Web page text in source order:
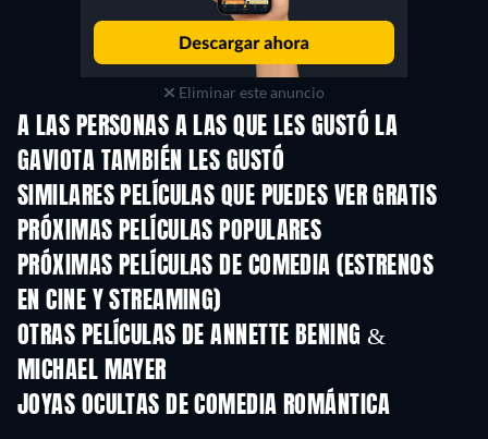
Eliminar este anuncio
A LAS PERSONAS A LAS QUE LES GUSTÓ LA
GAVIOTA TAMBIÉN LES GUSTÓ
SIMILARES PELÍCULAS QUE PUEDES VER GRATIS
PRÓXIMAS PELÍCULAS POPULARES
PRÓXIMAS PELÍCULAS DE COMEDIA (ESTRENOS
EN CINE Y STREAMING)
OTRAS PELÍCULAS DE ANNETTE BENING &
MICHAEL MAYER
JOYAS OCULTAS DE COMEDIA ROMÁNTICA
TV